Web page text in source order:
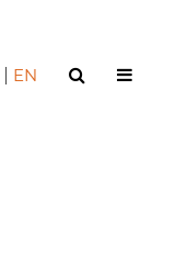
EN